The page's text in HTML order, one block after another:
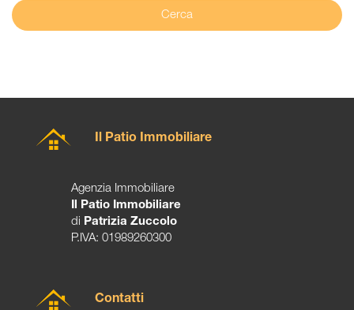
Cerca
Il Patio Immobiliare
Agenzia Immobiliare
Il Patio Immobiliare
di Patrizia Zuccolo
P.IVA: 01989260300
Contatti